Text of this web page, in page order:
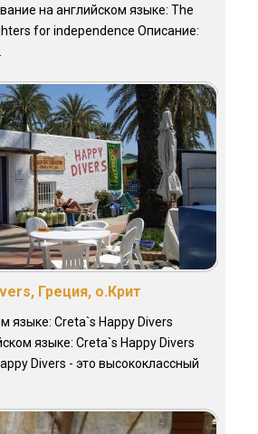
на английском языке: The
for independence Описание:
Греция, о.Крит
языке: Creta`s Happy Divers
языке: Creta`s Happy Divers
Divers - это высококлассный